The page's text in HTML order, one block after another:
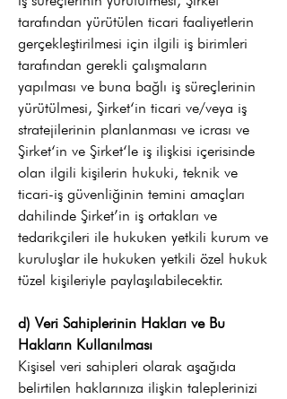
tarafından yürütülen ticari faaliyetlerin
gerçekleştirilmesi için ilgili iş birimleri
tarafından gerekli çalışmaların
yapılması ve buna bağlı iş süreçlerinin
yürütülmesi, Şirket‘in ticari ve/veya iş
stratejilerinin planlanması ve icrası ve
Şirket‘in ve Şirket‘le iş ilişkisi içerisinde
olan ilgili kişilerin hukuki, teknik ve
ticari-iş güvenliğinin temini amaçları
dahilinde Şirket’in iş ortakları ve
tedarikçileri ile hukuken yetkili kurum ve
kuruluşlar ile hukuken yetkili özel hukuk
tüzel kişileriyle paylaşılabilecektir.
d) Veri Sahiplerinin Hakları ve Bu
Hakların Kullanılması
Kişisel veri sahipleri olarak aşağıda
belirtilen haklarınıza ilişkin taleplerinizi